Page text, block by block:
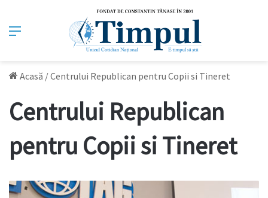
Meniu
Acasă /Centrului Republican pentru Copii si Tineret
Centrului Republican
pentru Copii si Tineret
Șleahtițchi